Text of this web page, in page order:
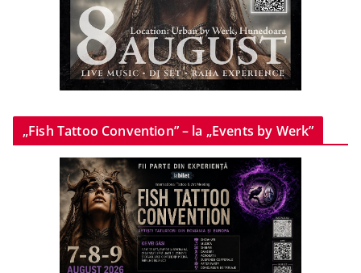
„Fish Tattoo Convention” – la „Events by Werk”